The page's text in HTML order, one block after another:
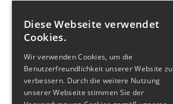
FOLGE UNS
FacebookInstagram
Diese Webseite verwendet
Cookies.
Wir verwenden Cookies, um die
Benutzerfreundlichkeit unserer Website zu
verbessern. Durch die weitere Nutzung
unserer Webseite stimmen Sie der